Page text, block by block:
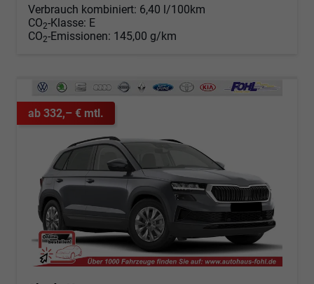
Verbrauch kombiniert: 6,40 l/100km
CO2-Klasse: E
CO2-Emissionen: 145,00 g/km
ab 332,– € mtl.